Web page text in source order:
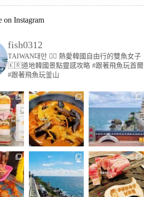
on Instagram
fish0312
TAIWAN대만 🏳️‍🌈 熱愛韓國自由行的雙魚女子
🇰🇷道地韓國景點靈感攻略 #跟著飛魚玩首爾
#跟著飛魚玩釜山